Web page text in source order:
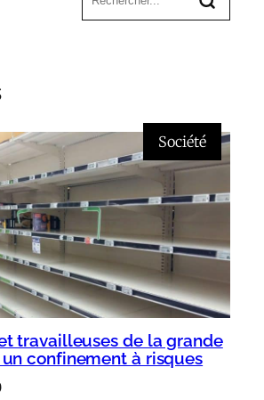
Société
travailleuses de la grande
confinement à risques